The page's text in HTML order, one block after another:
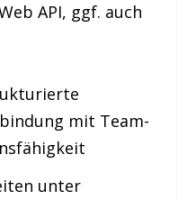
Web API, ggf. auch
mit Team-
unter